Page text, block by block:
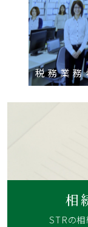
税務業務
相
STRの相